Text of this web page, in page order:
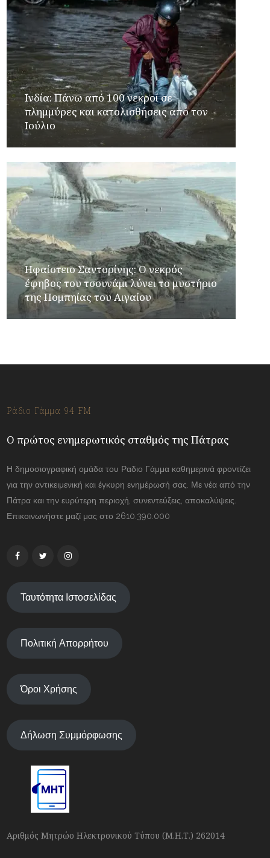
Ινδία: Πάνω από 100 νεκροί σε
πλημμύρες και κατολισθήσεις από τον
Ιούλιο
Ηφαίστειο Σαντορίνης: Ο νεκρός
έφηβος του τσουνάμι λύνει το μυστήριο
της Πομπηίας του Αιγαίου
Ράδιο Γάμμα 94 FM
Ο πρώτος ενημερωτικός σταθμός της Πάτρας
Η δημοσιογραφική ομάδα του Ραδιο Γάμμα καθημερινά φροντίζει
για την αντικειμενική και έγκυρη ενημέρωσή σας. Με νέα από την
Πάτρα και την ευρύτερη περιοχή, συνεντεύξεις, αποκαλύψεις.
Επικοινωνήστε μαζί μας στο 2610.390.000
Ταυτότητα Ιστοσελίδας
Πολιτική Απορρήτου
Όροι Χρήσης
Δήλωση Συμμόρφωσης
Αριθμός Μητρώο Ηλεκτρονικού Τύπου (Μ.Η.Τ.) 262014